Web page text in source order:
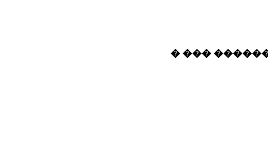
� ���